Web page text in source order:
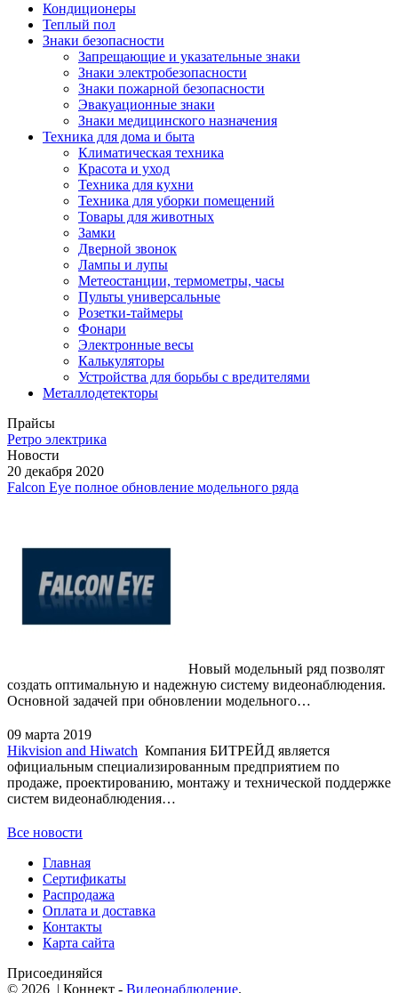
Кондиционеры
Теплый пол
Знаки безопасности
Запрещающие и указательные знаки
Знаки электробезопасности
Знаки пожарной безопасности
Эвакуационные знаки
Знаки медицинского назначения
Техника для дома и быта
Климатическая техника
Красота и уход
Техника для кухни
Техника для уборки помещений
Товары для животных
Замки
Дверной звонок
Лампы и лупы
Метеостанции, термометры, часы
Пульты универсальные
Розетки-таймеры
Фонари
Электронные весы
Калькуляторы
Устройства для борьбы с вредителями
Металлодетекторы
Прайсы
Ретро электрика
Новости
20 декабря 2020
Falcon Eye полное обновление модельного ряда
Новый модельный ряд позволят
создать оптимальную и надежную систему видеонаблюдения.
Основной задачей при обновлении модельного…
09 марта 2019
Hikvision and Hiwatch Компания БИТРЕЙД является
официальным специализированным предприятием по
продаже, проектированию, монтажу и технической поддержке
систем видеонаблюдения…
Все новости
Главная
Сертификаты
Распродажа
Оплата и доставка
Контакты
Карта сайта
Присоединяйся
© 2026 | Коннект - Видеонаблюдение.